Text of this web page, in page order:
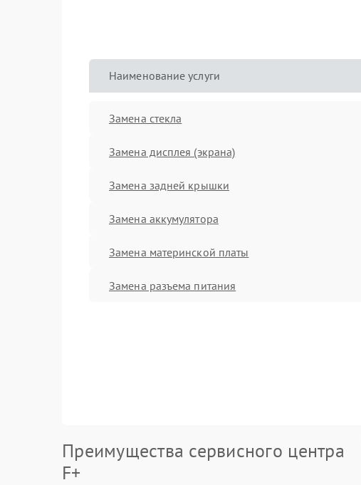
Наименование услуги
Замена стекла
Замена дисплея (экрана)
Замена задней крышки
Замена аккумулятора
Замена материнской платы
Замена разъема питания
Преимущества сервисного центра
F+